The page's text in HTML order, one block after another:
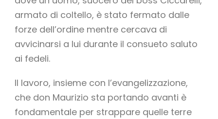
armato di coltello, è stato fermato dalle
forze dell’ordine mentre cercava di
avvicinarsi a lui durante il consueto saluto
ai fedeli.
Il lavoro, insieme con l’evangelizzazione,
che don Maurizio sta portando avanti è
fondamentale per strappare quelle terre